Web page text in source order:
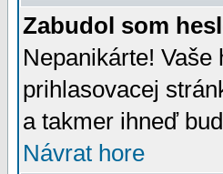
Zabudol som
Nepanikárte!
prihlasovacej
a takmer ihneď
Návrat hore